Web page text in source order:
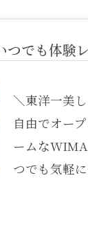
でも体験
＼東洋一美
自由でオー
ームな
つでも気軽